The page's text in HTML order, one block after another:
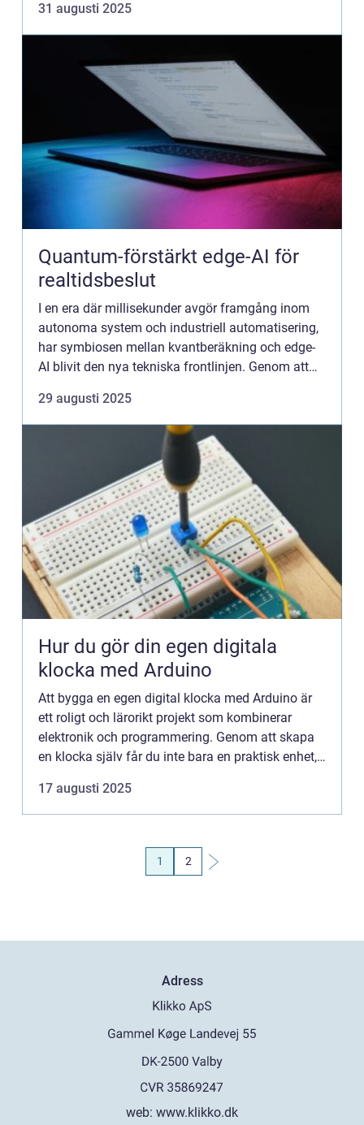
31 augusti 2025
Quantum-förstärkt edge-AI för
realtidsbeslut
I en era där millisekunder avgör framgång inom
autonoma system och industriell automatisering,
har symbiosen mellan kvantberäkning och edge-
AI blivit den nya tekniska frontlinjen. Genom att
29 augusti 2025
Hur du gör din egen digitala
klocka med Arduino
Att bygga en egen digital klocka med Arduino är
ett roligt och lärorikt projekt som kombinerar
elektronik och programmering. Genom att skapa
en klocka själv får du inte bara en praktisk enhet,
17 augusti 2025
1 2
Adress
web: www.klikko.dk